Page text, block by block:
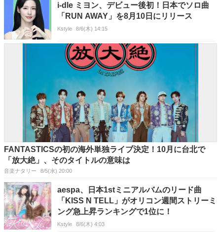
i-dle ミヨン、デビュー後初！日本でソロ曲
「RUN AWAY」を8月10日にリリース
Kstyle 8/6(木) 14:15
FANTASTICSの初の海外単独ライブ決定！10月に台北で
「放大絶」、そのタイトルの意味は
音楽ナタリー 8/5(水) 20:00
aespa、日本1stミニアルバムのリード曲
「KISS N TELL」がオリコン週間ストリーミ
ング急上昇ランキングで1位に！
Kstyle 8/6(木) 4:03